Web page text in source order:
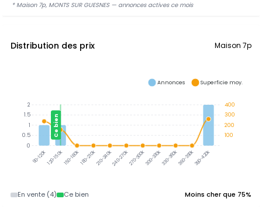
* Maison 7p, MONTS SUR GUESNES — annonces actives ce mois
Distribution des prix Maison 7p
90-120k120-150k150-180k180-210k210-240k240-270k270-300k300-330k330-360k360-390k390-420k
Ce bien
400
300
200
100
2
1.5
1
0.5
0
Annonces Superficie moy.
En vente (4) Ce bien Moins cher que 75%